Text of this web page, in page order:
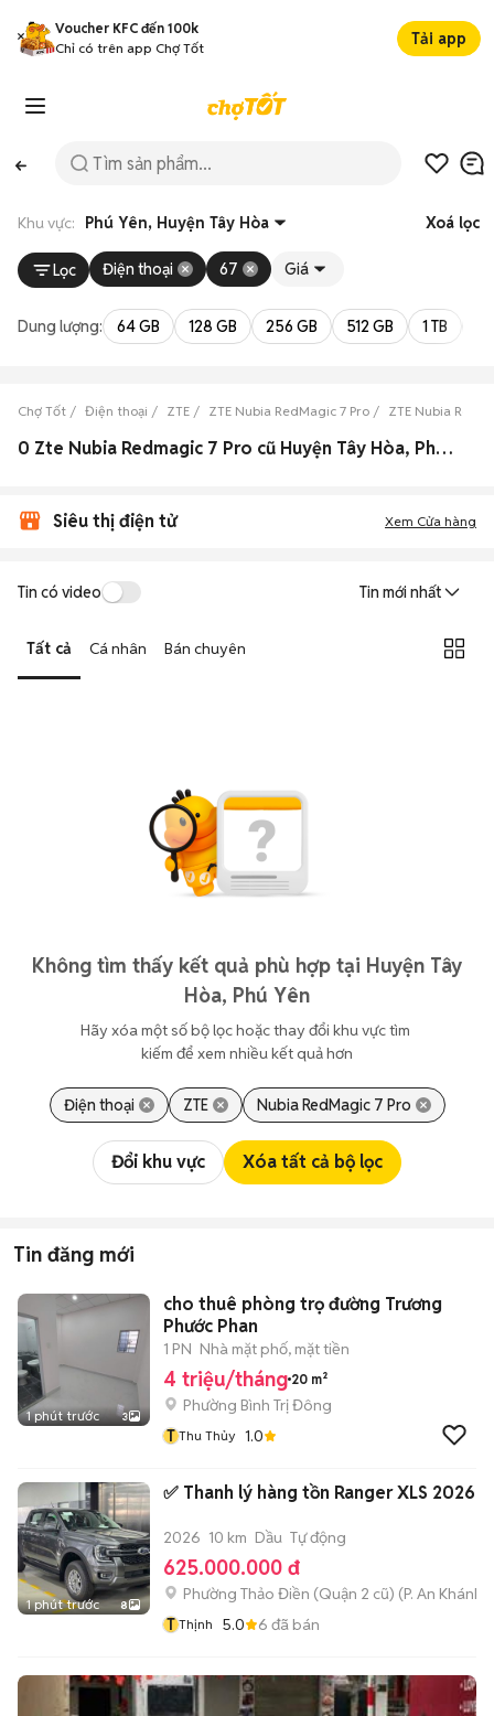
Voucher KFC đến 100k
Chỉ có trên app Chợ Tốt
Tải app
Khu vực: Phú Yên, Huyện Tây Hòa Xoá lọc
Lọc Điện thoại 67 Giá
Dung lượng: 64 GB 128 GB 256 GB 512 GB 1 TB
Chợ Tốt Điện thoại ZTE ZTE Nubia RedMagic 7 Pro ZTE Nubia
0 Zte Nubia Redmagic 7 Pro cũ Huyện Tây Hòa, Phú Yên đẹp
Siêu thị điện tử Xem Cửa hàng
Tin có video Tin mới nhất
Tất cả Cá nhân Bán chuyên
Không tìm thấy kết quả phù hợp tại Huyện Tây
Hòa, Phú Yên
Hãy xóa một số bộ lọc hoặc thay đổi khu vực tìm
kiếm để xem nhiều kết quả hơn
Điện thoại ZTE Nubia RedMagic 7 Pro
Đổi khu vực Xóa tất cả bộ lọc
Tin đăng mới
1 phút trước 3
cho thuê phòng trọ đường Trương
Phước Phan
1 PN Nhà mặt phố, mặt tiền
4 triệu/tháng 20 m²
Phường Bình Trị Đông
T Thu Thủy 1.0
1 phút trước 8
✅ Thanh lý hàng tồn Ranger XLS 2026
2026 10 km Dầu Tự động
625.000.000 đ
Phường Thảo Điền (Quận 2 cũ) (P. An Khánh
T Thịnh 5.0 6 đã bán